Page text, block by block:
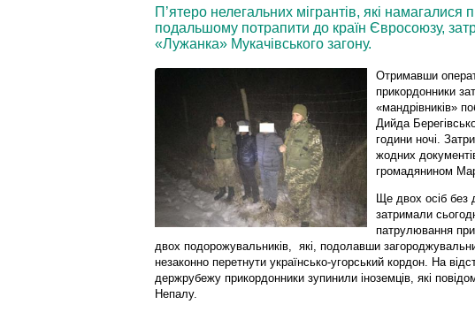
П’ятеро нелегальних мігрантів, які
подальшому потрапити до країн Євросоюзу,
«Лужанка» Мукачівського загону.
Отримавши
прикордонники
«мандрівників»
Дийда
години ночі.
жодних
громадянином
Ще двох осіб без
затримали
патрулювання
двох подорожувальників, які, подолавши
незаконно перетнути українсько-угорський кордон. На
держрубежу прикордонники зупинили іноземців, які
Непалу.